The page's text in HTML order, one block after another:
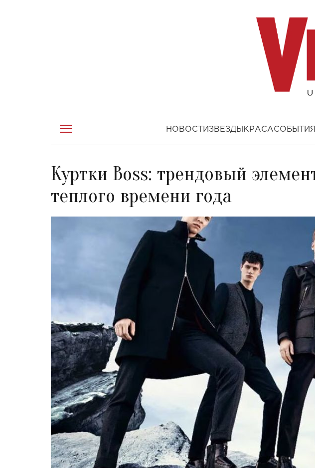
НОВОСТИ ЗВЕЗДЫ КРАСАСОБЫТИЯ
Куртки Boss: трендовый
теплого времени года